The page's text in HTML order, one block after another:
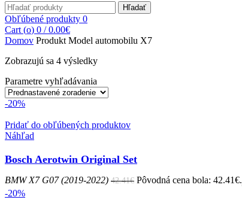
Hľadať
Obľúbené produkty 0
Cart (o) 0 / 0.00€
Domov Produkt Model automobilu X7
Zobrazujú sa 4 výsledky
Parametre vyhľadávania
-20%
Pridať do obľúbených produktov
Náhľad
Bosch Aerotwin Original Set
BMW X7 G07 (2019-2022) 42.41€ Pôvodná cena bola: 42.41€.
-20%